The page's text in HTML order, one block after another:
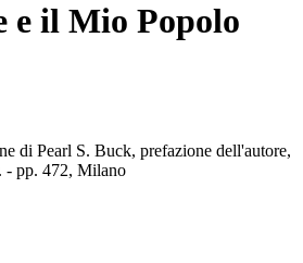
e il Mio Popolo
di Pearl S. Buck, prefazione dell'autore,
- pp. 472, Milano